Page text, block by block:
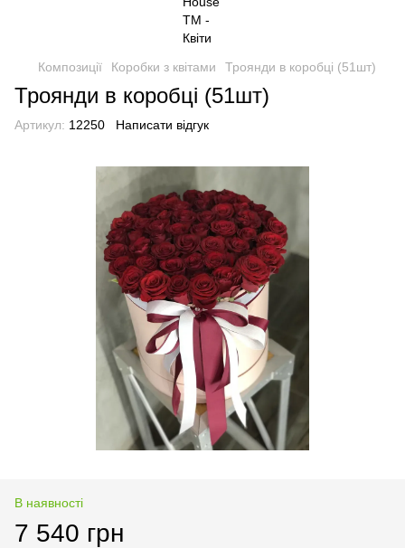
Композиції Коробки з квітами Троянди в коробці (51шт)
Троянди в коробці (51шт)
Артикул: 12250 Написати відгук
В наявності
7 540 грн